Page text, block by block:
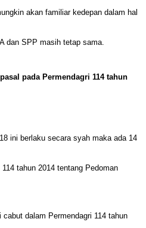
akan familiar kedepan dalam hal
dan SPP masih tetap sama.
pada Permendagri 114 tahun
ini berlaku secara syah maka ada 14
tahun 2014 tentang Pedoman
dalam Permendagri 114 tahun